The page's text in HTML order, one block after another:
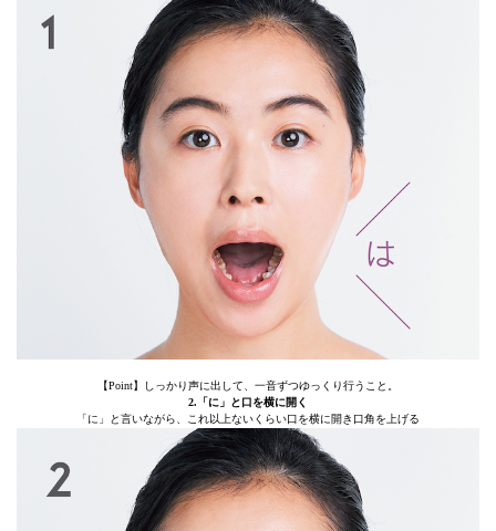
【Point】しっかり声に出して、一音ずつゆっくり行うこと。
2.「に」と口を横に開く
「に」と言いながら、これ以上ないくらい口を横に開き口角を上げる